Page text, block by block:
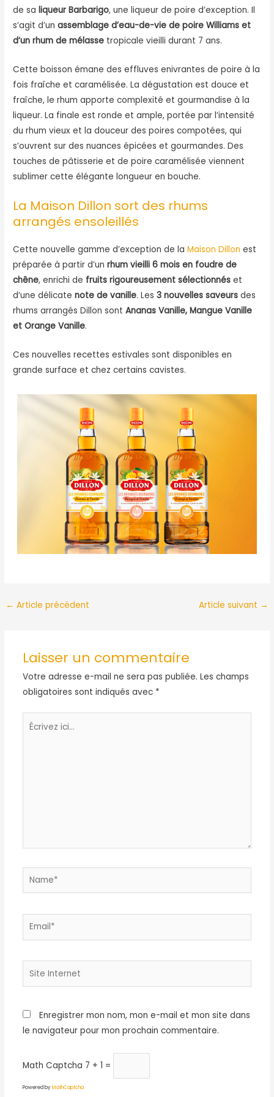
de saliqueur Barbarigo, une liqueur de poire d’exception. Il
s’agit d’unassemblage d’eau-de-vie de poire Williams et
d’un rhum de mélasse tropicale vieilli durant 7 ans.
Cette boisson émane des effluves enivrantes de poire à la
fois fraîche et caramélisée. La dégustation est douce et
fraîche, le rhum apporte complexité et gourmandise à la
liqueur. La finale est ronde et ample, portée par l’intensité
du rhum vieux et la douceur des poires compotées, qui
s’ouvrent sur des nuances épicées et gourmandes. Des
touches de pâtisserie et de poire caramélisée viennent
sublimer cette élégante longueur en bouche.
La Maison Dillon sort des rhums
arrangés ensoleillés
Cette nouvelle gamme d’exception de laMaison Dillon est
préparée à partir d’unrhum vieilli 6 mois en foudre de
chêne, enrichi de fruits rigoureusement sélectionnés et
d’une délicatenote de vanille. Les3 nouvelles saveursdes
rhums arrangés Dillon sontAnanas Vanille, Mangue Vanille
et Orange Vanille.
Ces nouvelles recettes estivales sont disponibles en
grande surface et chez certains cavistes.
Navigation
← Article précédent Article suivant →
Laisser un commentaire
Votre adresse e-mail ne sera pas publiée. Les champs
obligatoires sont indiqués avec *
Écrivez
Name*
Email*
Site
Enregistrer mon nom, mon e-mail et mon site dans
le navigateur pour mon prochain commentaire.
Math Captcha 7 + 1 =
Powered byMathCaptcha